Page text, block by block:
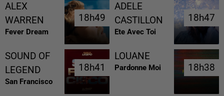
ALEX
WARREN
Fever Dream
18h49
18h49
ADELE
CASTILLON
Ete Avec Toi
18h47
18h47
SOUND OF
LEGEND
San Francisco
18h41
18h41
LOUANE
Pardonne Moi 18h38
18h38